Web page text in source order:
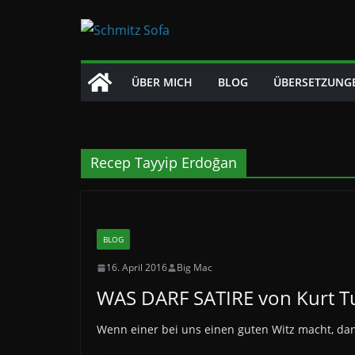
ÜBER MICH BLOG
Recep Tayyip Erdoğan
BLOG
16. April 2016 Big Mac
WAS DARF SATIRE von Kurt
Wenn einer bei uns einen guten Witz macht,